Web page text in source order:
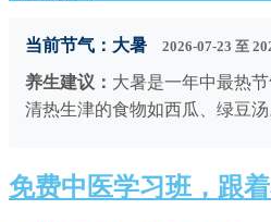
当前节气： 大暑 2026-07-23 至
养生建议： 大暑是一年中最热
清热生津的食物如西瓜、绿豆汤
免费中医学习班，跟着